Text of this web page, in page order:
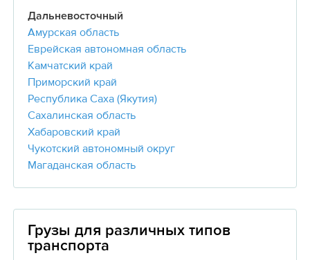
Дальневосточный
Амурская область
Еврейская автономная область
Камчатский край
Приморский край
Республика Саха (Якутия)
Сахалинская область
Хабаровский край
Чукотский автономный округ
Магаданская область
Грузы для различных типов
транспорта